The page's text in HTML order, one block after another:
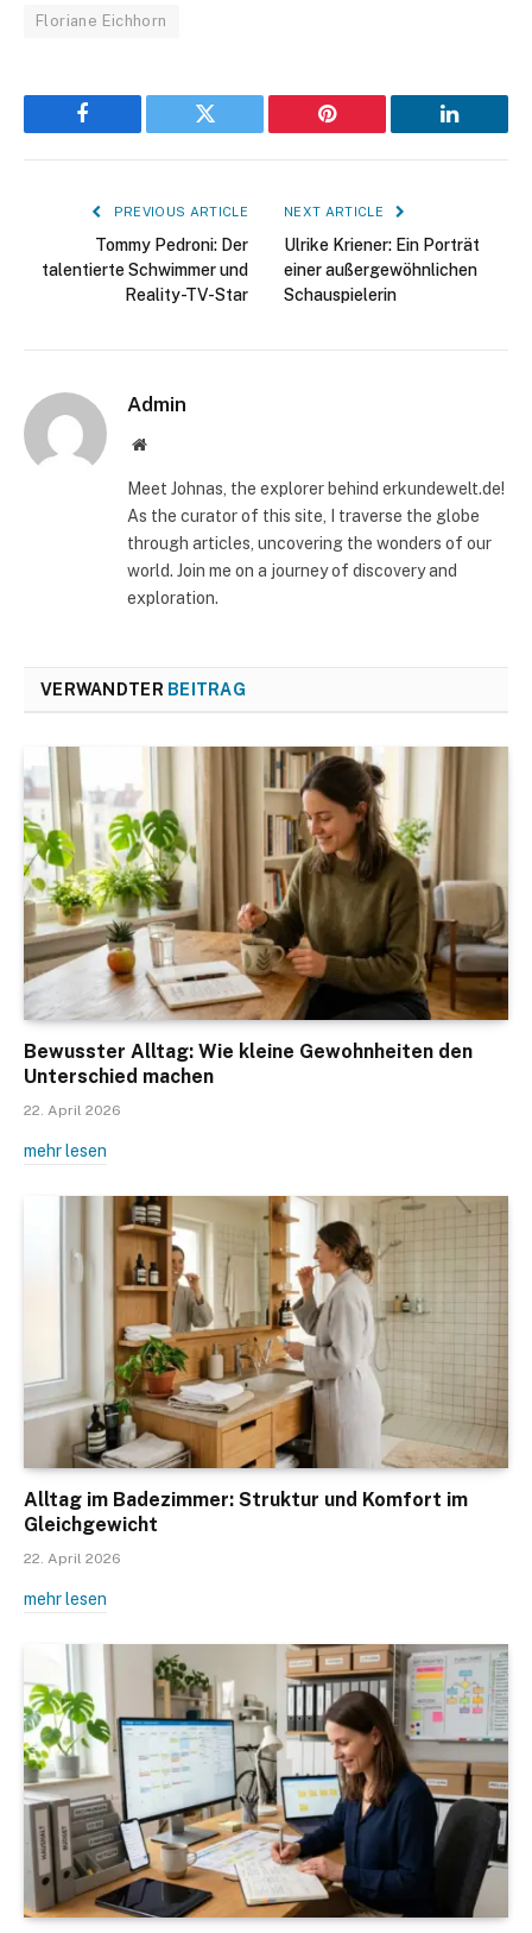
Floriane Eichhorn
Facebook Twitter Pinterest LinkedIn
PREVIOUS ARTICLE
Tommy Pedroni: Der
talentierte Schwimmer und
Reality-TV-Star
NEXT ARTICLE
Ulrike Kriener: Ein Porträt
einer außergewöhnlichen
Schauspielerin
Admin
Website
Meet Johnas, the explorer behind erkundewelt.de!
As the curator of this site, I traverse the globe
through articles, uncovering the wonders of our
world. Join me on a journey of discovery and
exploration.
VERWANDTER BEITRAG
Bewusster Alltag: Wie kleine Gewohnheiten den
Unterschied machen
22. April 2026
mehr lesen
Alltag im Badezimmer: Struktur und Komfort im
Gleichgewicht
22. April 2026
mehr lesen